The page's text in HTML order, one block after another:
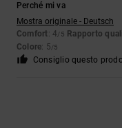
Perché mi va
Mostra originale - Deutsch
Comfort: 4/5 Rapporto
Colore: 5/5
Consiglio questo